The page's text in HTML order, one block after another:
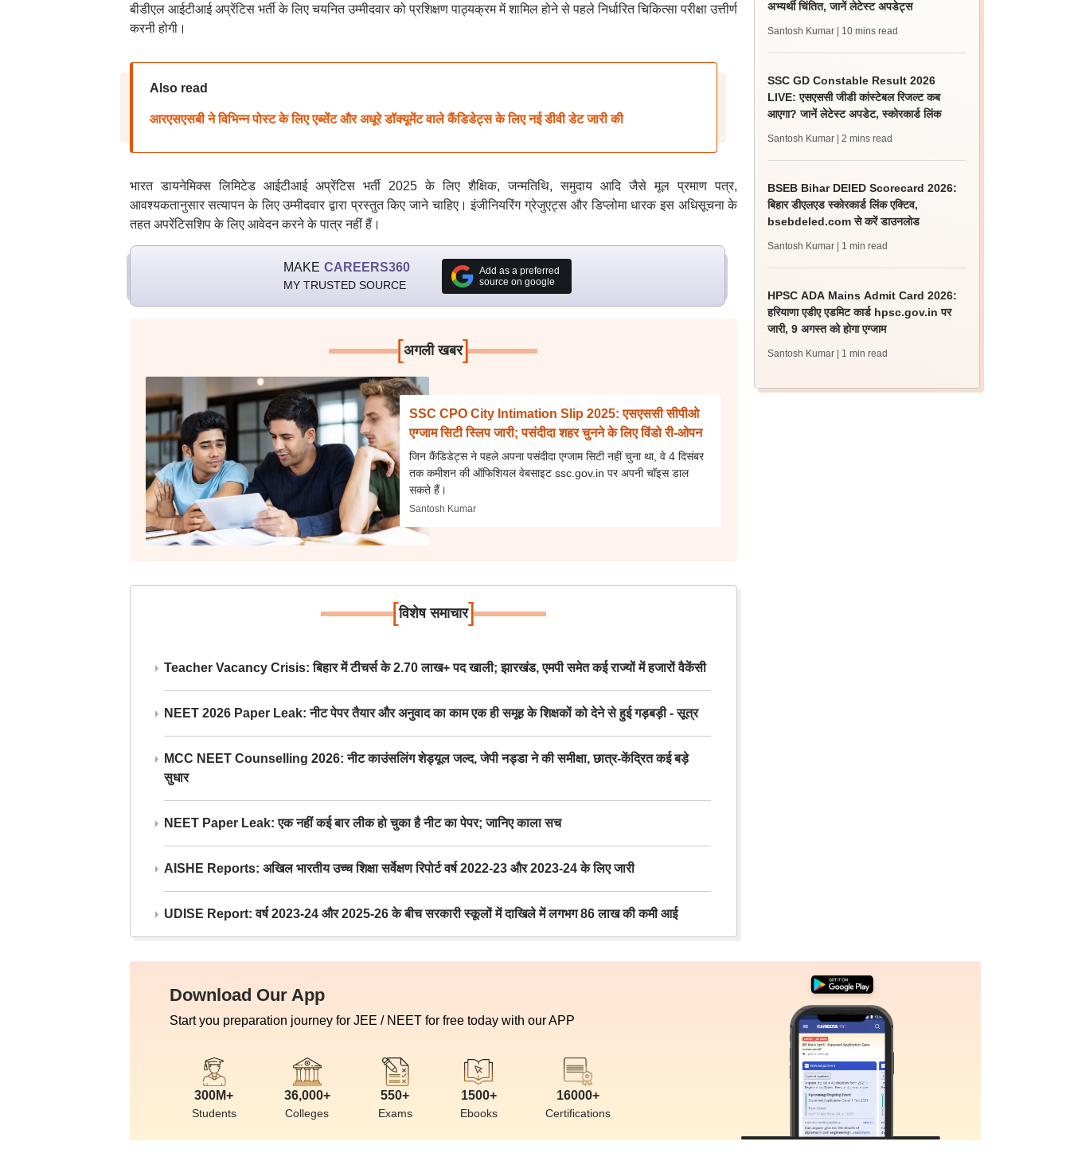
बीडीएल आईटीआई अप्रेंटिस भर्ती के लिए चयनित उम्मीदवार को प्रशिक्षण पाठ्यक्रम में शामिल होने से पहले निर्धारित चिकित्सा परीक्षा उत्तीर्ण
करनी होगी।
Also read
आरएसएसबी ने विभिन्न पोस्ट के लिए एब्सेंट और अधूरे डॉक्यूमेंट वाले कैंडिडेट्स के लिए नई डीवी डेट जारी की
भारत डायनेमिक्स लिमिटेड आईटीआई अप्रेंटिस भर्ती 2025 के लिए शैक्षिक, जन्मतिथि, समुदाय आदि जैसे मूल प्रमाण पत्र,
आवश्यकतानुसार सत्यापन के लिए उम्मीदवार द्वारा प्रस्तुत किए जाने चाहिए। इंजीनियरिंग ग्रेजुएट्स और डिप्लोमा धारक इस अधिसूचना के
तहत अपरेंटिसशिप के लिए आवेदन करने के पात्र नहीं हैं।
MAKE CAREERS360
MY TRUSTED SOURCE
Add as a preferred
source on google
[अगली खबर]
SSC CPO City Intimation Slip 2025: एसएससी सीपीओ
एग्जाम सिटी स्लिप जारी; पसंदीदा शहर चुनने के लिए विंडो री-ओपन
जिन कैंडिडेट्स ने पहले अपना पसंदीदा एग्जाम सिटी नहीं चुना था, वे 4 दिसंबर
तक कमीशन की ऑफिशियल वेबसाइट ssc.gov.in पर अपनी चॉइस डाल
सकते हैं।
Santosh Kumar
[विशेष समाचार]
Teacher Vacancy Crisis: बिहार में टीचर्स के 2.70 लाख+ पद खाली; झारखंड, एमपी समेत कई राज्यों में हजारों वैकेंसी
NEET 2026 Paper Leak: नीट पेपर तैयार और अनुवाद का काम एक ही समूह के शिक्षकों को देने से हुई गड़बड़ी - सूत्र
MCC NEET Counselling 2026: नीट काउंसलिंग शेड्यूल जल्द, जेपी नड्डा ने की समीक्षा, छात्र-केंद्रित कई बड़े
सुधार
NEET Paper Leak: एक नहीं कई बार लीक हो चुका है नीट का पेपर; जानिए काला सच
AISHE Reports: अखिल भारतीय उच्च शिक्षा सर्वेक्षण रिपोर्ट वर्ष 2022-23 और 2023-24 के लिए जारी
UDISE Report: वर्ष 2023-24 और 2025-26 के बीच सरकारी स्कूलों में दाखिले में लगभग 86 लाख की कमी आई
अभ्यर्थी चिंतित, जानें लेटेस्ट अपडेट्स
Santosh Kumar | 10 mins read
SSC GD Constable Result 2026
LIVE: एसएससी जीडी कांस्टेबल रिजल्ट कब
आएगा? जानें लेटेस्ट अपडेट, स्कोरकार्ड लिंक
Santosh Kumar | 2 mins read
BSEB Bihar DElED Scorecard 2026:
बिहार डीएलएड स्कोरकार्ड लिंक एक्टिव,
bsebdeled.com से करें डाउनलोड
Santosh Kumar | 1 min read
HPSC ADA Mains Admit Card 2026:
हरियाणा एडीए एडमिट कार्ड hpsc.gov.in पर
जारी, 9 अगस्त को होगा एग्जाम
Santosh Kumar | 1 min read
Download Our App
Start you preparation journey for JEE / NEET for free today with our APP
300M+
Students
36,000+
Colleges
550+
Exams
1500+
Ebooks
16000+
Certifications